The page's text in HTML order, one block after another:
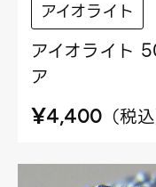
アイオライト
アイオライト
ア
¥4,400 （税込